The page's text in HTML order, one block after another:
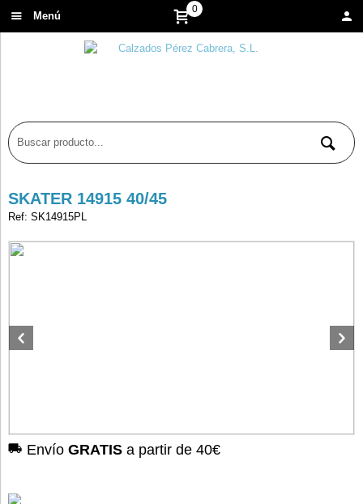
0
SKATER 14915 40/45
Ref: SK14915PL
Envío GRATIS a partir de 40€
Menú